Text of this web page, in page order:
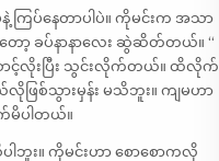
ကြပ်နေတာပါပဲ။ ကိုမင်းက အသာ
ော့ ခပ်နာနာလေး ဆွဲဆိတ်တယ်။ “
ာင့်လိုးပြီး သွင်းလိုက်တယ်။ ထိလိုက်
ဖြစ်သွားမှန်း မသိဘူး။ ကျမဟာ
မိပါတယ်။
ဘူး။ ကိုမင်းဟာ စောစောကလို